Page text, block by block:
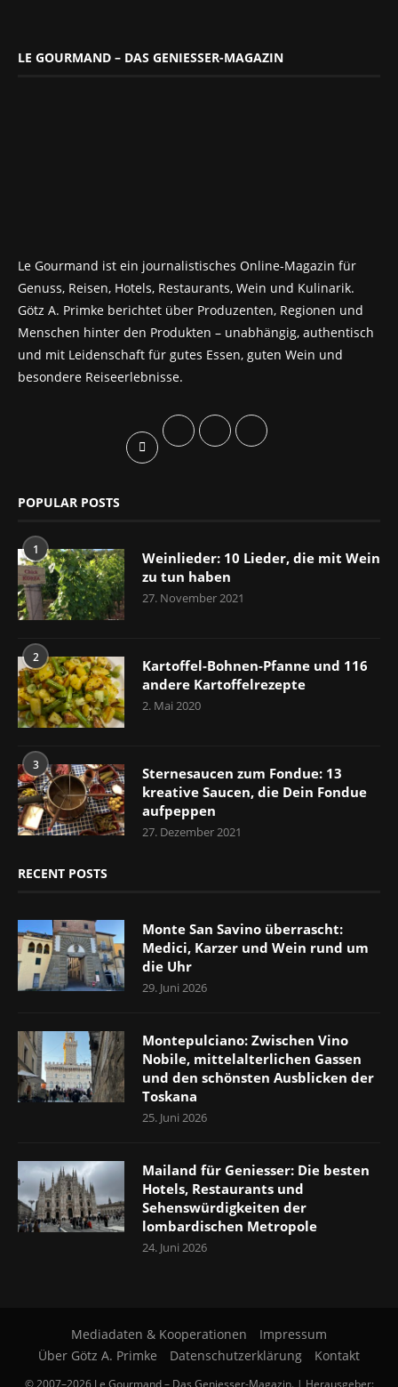
LE GOURMAND – DAS GENIESSER-MAGAZIN
Le Gourmand ist ein journalistisches Online-Magazin für
Genuss, Reisen, Hotels, Restaurants, Wein und Kulinarik.
Götz A. Primke berichtet über Produzenten, Regionen und
Menschen hinter den Produkten – unabhängig, authentisch
und mit Leidenschaft für gutes Essen, guten Wein und
besondere Reiseerlebnisse.
POPULAR POSTS
1
Weinlieder: 10 Lieder, die mit Wein
zu tun haben
27. November 2021
2
Kartoffel-Bohnen-Pfanne und 116
andere Kartoffelrezepte
2. Mai 2020
3
Sternesaucen zum Fondue: 13
kreative Saucen, die Dein Fondue
aufpeppen
27. Dezember 2021
RECENT POSTS
Monte San Savino überrascht:
Medici, Karzer und Wein rund um
die Uhr
29. Juni 2026
Montepulciano: Zwischen Vino
Nobile, mittelalterlichen Gassen
und den schönsten Ausblicken der
Toskana
25. Juni 2026
Mailand für Geniesser: Die besten
Hotels, Restaurants und
Sehenswürdigkeiten der
lombardischen Metropole
24. Juni 2026
Mediadaten & Kooperationen
Impressum
Über Götz A. Primke
Datenschutzerklärung Kontakt
© 2007–2026 Le Gourmand – Das Geniesser-Magazin. | Herausgeber: